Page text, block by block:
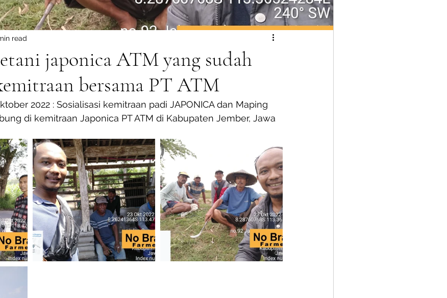
japonica ATM yang sudah
bersama PT ATM
read
2022 : Sosialisasi kemitraan padi JAPONICA dan Maping
di kemitraan Japonica PT ATM di Kabupaten Jember, Jawa